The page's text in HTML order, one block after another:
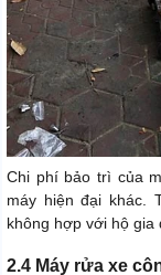
Chi phí bảo trì của
máy hiện đại khác.
không hợp với hộ gia
2.4 Máy rửa xe